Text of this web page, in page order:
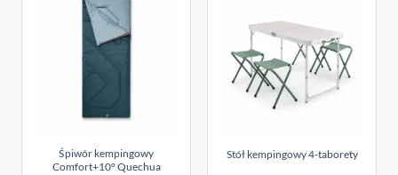
Śpiwór kempingowy
Comfort+10° Quechua
Stół kempingowy 4-taborety